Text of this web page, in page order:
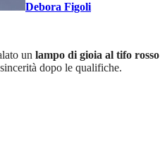
Debora Figoli
un lampo di gioia al tifo rosso
dopo le qualifiche.